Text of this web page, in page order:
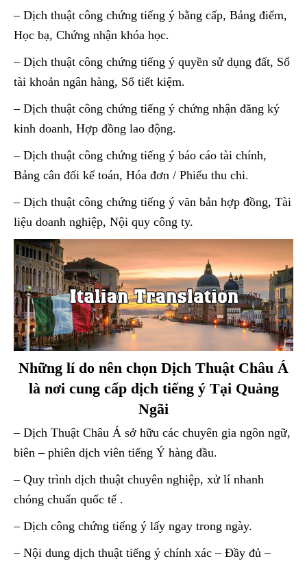
– Dịch thuật công chứng tiếng ý bằng cấp, Bảng điểm,
Học bạ, Chứng nhận khóa học.
– Dịch thuật công chứng tiếng ý quyền sử dụng đất, Sổ
tài khoản ngân hàng, Sổ tiết kiệm.
– Dịch thuật công chứng tiếng ý chứng nhận đăng ký
kinh doanh, Hợp đồng lao động.
– Dịch thuật công chứng tiếng ý báo cáo tài chính,
Bảng cân đối kế toán, Hóa đơn / Phiếu thu chi.
– Dịch thuật công chứng tiếng ý văn bản hợp đồng, Tài
liệu doanh nghiệp, Nội quy công ty.
Những lí do nên chọn Dịch Thuật Châu Á
là nơi cung cấp dịch tiếng ý Tại Quảng
Ngãi
– Dịch Thuật Châu Á sở hữu các chuyên gia ngôn ngữ,
biên – phiên dịch viên tiếng Ý hàng đầu.
– Quy trình dịch thuật chuyên nghiệp, xử lí nhanh
chóng chuẩn quốc tế .
– Dịch công chứng tiếng ý lấy ngay trong ngày.
– Nội dung dịch thuật tiếng ý chính xác – Đầy đủ –